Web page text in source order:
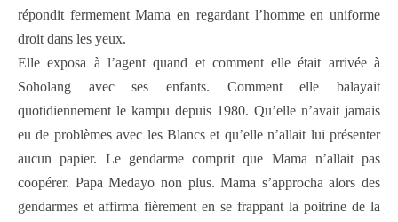
répondit fermement Mama en regardant l’homme en uniforme
droit dans les yeux.
Elle exposa à l’agent quand et comment elle était arrivée à
Soholang avec ses enfants. Comment elle balayait
quotidiennement le kampu depuis 1980. Qu’elle n’avait jamais
eu de problèmes avec les Blancs et qu’elle n’allait lui présenter
aucun papier. Le gendarme comprit que Mama n’allait pas
coopérer. Papa Medayo non plus. Mama s’approcha alors des
gendarmes et affirma fièrement en se frappant la poitrine de la